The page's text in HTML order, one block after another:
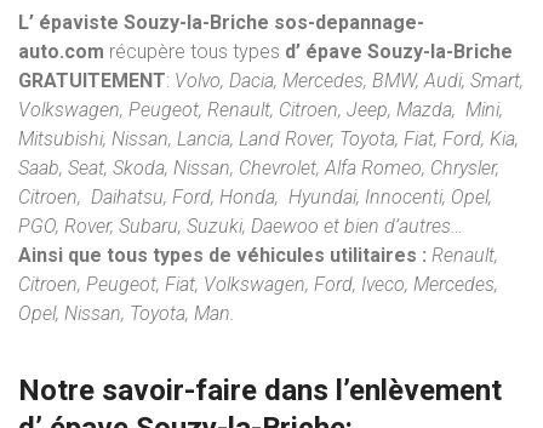
L’ épaviste Souzy-la-Briche sos-depannage-
auto.com récupère tous types d’ épave Souzy-la-Briche
GRATUITEMENT: Volvo, Dacia, Mercedes, BMW, Audi, Smart,
Volkswagen, Peugeot, Renault, Citroen, Jeep, Mazda, Mini,
Mitsubishi, Nissan, Lancia, Land Rover, Toyota, Fiat, Ford, Kia,
Saab, Seat, Skoda, Nissan, Chevrolet, Alfa Romeo, Chrysler,
Citroen, Daihatsu, Ford, Honda, Hyundai, Innocenti, Opel,
PGO, Rover, Subaru, Suzuki, Daewoo et bien d’autres…
Ainsi que tous types de véhicules utilitaires : Renault,
Citroen, Peugeot, Fiat, Volkswagen, Ford, Iveco, Mercedes,
Opel, Nissan, Toyota, Man.
Notre savoir-faire dans l’enlèvement